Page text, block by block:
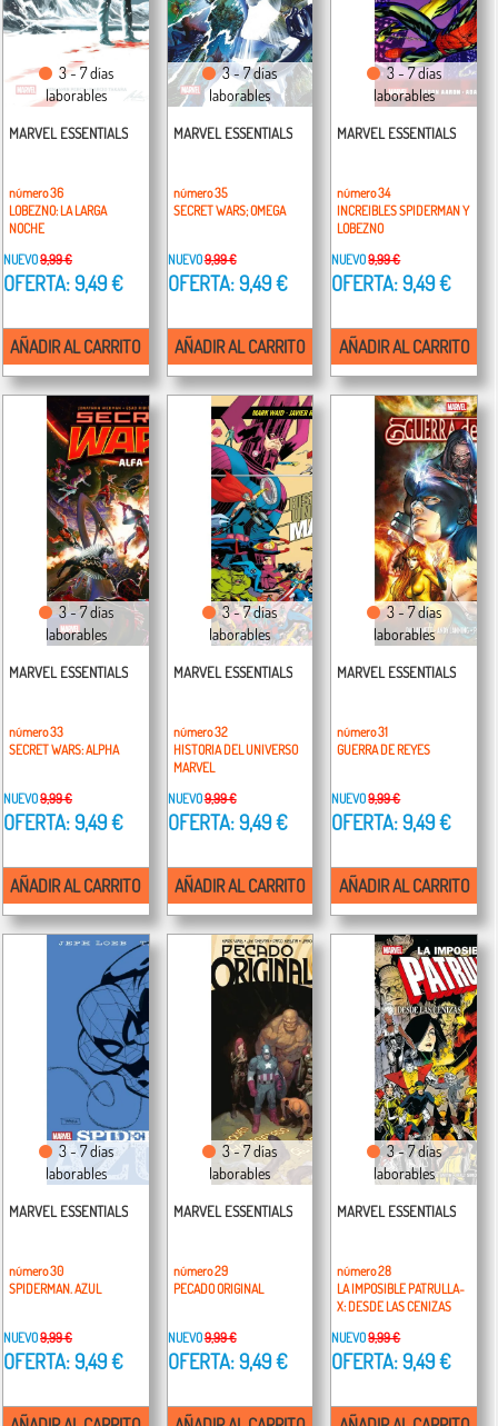
3 - 7 días
laborables
MARVEL ESSENTIALS
número 36
LOBEZNO: LA LARGA
NOCHE
NUEVO9,99 €
OFERTA: 9,49 €
AÑADIR AL CARRITO
3 - 7 días
laborables
MARVEL ESSENTIALS
número 35
SECRET WARS; OMEGA
NUEVO9,99 €
OFERTA: 9,49 €
AÑADIR AL CARRITO
3 - 7 días
laborables
MARVEL ESSENTIALS
número 34
INCREIBLES SPIDERMAN Y
LOBEZNO
NUEVO9,99 €
OFERTA: 9,49 €
AÑADIR AL CARRITO
3 - 7 días
laborables
MARVEL ESSENTIALS
número 33
SECRET WARS: ALPHA
NUEVO9,99 €
OFERTA: 9,49 €
AÑADIR AL CARRITO
3 - 7 días
laborables
MARVEL ESSENTIALS
número 32
HISTORIA DEL UNIVERSO
MARVEL
NUEVO9,99 €
OFERTA: 9,49 €
AÑADIR AL CARRITO
3 - 7 días
laborables
MARVEL ESSENTIALS
número 31
GUERRA DE REYES
NUEVO9,99 €
OFERTA: 9,49 €
AÑADIR AL CARRITO
3 - 7 días
laborables
MARVEL ESSENTIALS
número 30
SPIDERMAN. AZUL
NUEVO9,99 €
OFERTA: 9,49 €
3 - 7 días
laborables
MARVEL ESSENTIALS
número 29
PECADO ORIGINAL
NUEVO9,99 €
OFERTA: 9,49 €
3 - 7 días
laborables
MARVEL ESSENTIALS
número 28
LA IMPOSIBLE PATRULLA-
X: DESDE LAS CENIZAS
NUEVO9,99 €
OFERTA: 9,49 €